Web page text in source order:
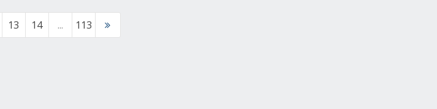
13 14 ... 113